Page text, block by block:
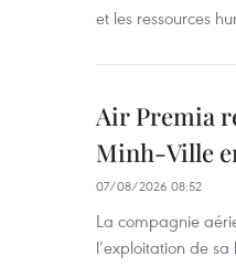
et les ressources
Air Premia
Minh-Ville
07/08/2026 08:52
La compagnie
l’exploitation de